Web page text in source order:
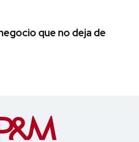
que no deja de